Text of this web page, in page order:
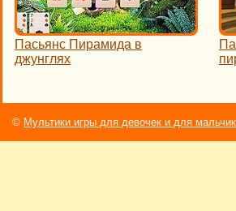
Пасьянс Пирамида в
джунглях
© Мультики игры для девочек и для